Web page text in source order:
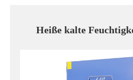
Heiße kalte